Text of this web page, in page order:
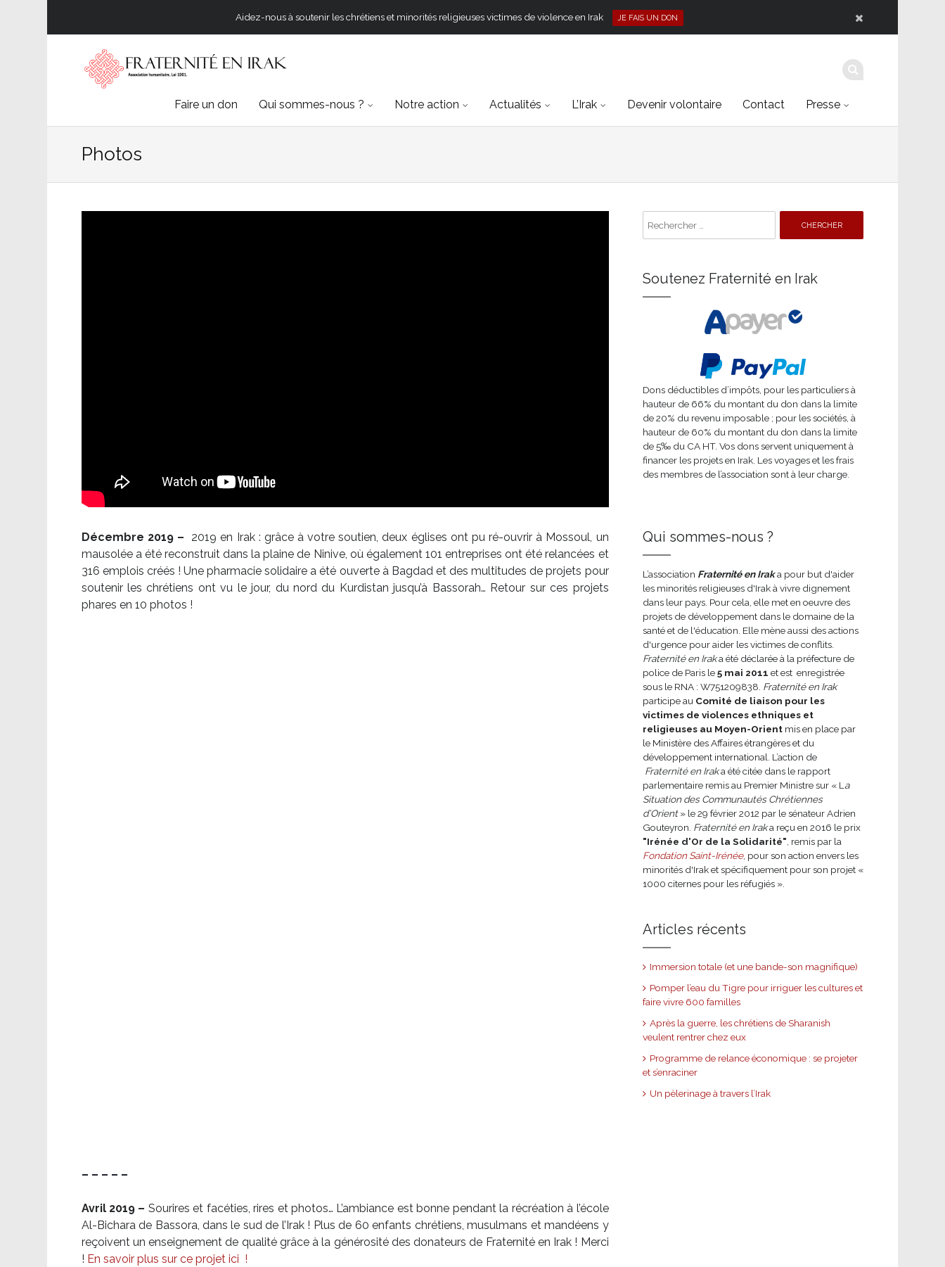
Aidez-nous à soutenir les chrétiens et minorités religieuses victimes de violence en Irak JE FAIS UN DON
Faire un don Qui sommes-nous ? Notre action Actualités L’Irak Devenir volontaire Contact Presse
Photos
Décembre 2019 – 2019 en Irak : grâce à votre soutien, deux églises ont pu ré-ouvrir à Mossoul, un
mausolée a été reconstruit dans la plaine de Ninive, où également 101 entreprises ont été relancées et
316 emplois créés ! Une pharmacie solidaire a été ouverte à Bagdad et des multitudes de projets pour
soutenir les chrétiens ont vu le jour, du nord du Kurdistan jusqu’à Bassorah… Retour sur ces projets
phares en 10 photos !
– – – – –
Avril 2019 – Sourires et facéties, rires et photos… L’ambiance est bonne pendant la récréation à l’école
Al-Bichara de Bassora, dans le sud de l’Irak ! Plus de 60 enfants chrétiens, musulmans et mandéens y
reçoivent un enseignement de qualité grâce à la générosité des donateurs de Fraternité en Irak ! Merci
! En savoir plus sur ce projet ici !
Soutenez Fraternité en Irak
Dons déductibles d’impôts, pour les particuliers à
hauteur de 66% du montant du don dans la limite
de 20% du revenu imposable ; pour les sociétés, à
hauteur de 60% du montant du don dans la limite
de 5‰ du CA HT. Vos dons servent uniquement à
financer les projets en Irak. Les voyages et les frais
des membres de l’association sont à leur charge.
Qui sommes-nous ?
L’association Fraternité en Iraka pour but d'aider
les minorités religieuses d'Irak à vivre dignement
dans leur pays. Pour cela, elle met en oeuvre des
projets de développement dans le domaine de la
santé et de l'éducation. Elle mène aussi des actions
d'urgence pour aider les victimes de conflits.
Fraternité en Iraka été déclarée à la préfecture de
police de Paris le5 mai 2011 et est enregistrée
sous le RNA : W751209838. Fraternité en Irak
participe au Comité de liaison pour les
victimes de violences ethniques et
religieuses au Moyen-Orientmis en place par
le Ministère des Affaires étrangères et du
développement international. L’action de
Fraternité en Iraka été citée dans le rapport
parlementaire remis au Premier Ministre sur « L a
Situation des Communautés Chrétiennes
d’Orient» le 29 février 2012 par le sénateur Adrien
Gouteyron. Fraternité en Iraka reçu en 2016 le prix
"Irénée d'Or de la Solidarité" , remis par la
Fondation Saint-Irénée, pour son action envers les
minorités d'Irak et spécifiquement pour son projet «
1000 citernes pour les réfugiés ».
Articles récents
Immersion totale (et une bande-son magnifique)
Pomper l’eau du Tigre pour irriguer les cultures et
faire vivre 600 familles
Après la guerre, les chrétiens de Sharanish
veulent rentrer chez eux
Programme de relance économique : se projeter
et s’enraciner
Un pèlerinage à travers l’Irak